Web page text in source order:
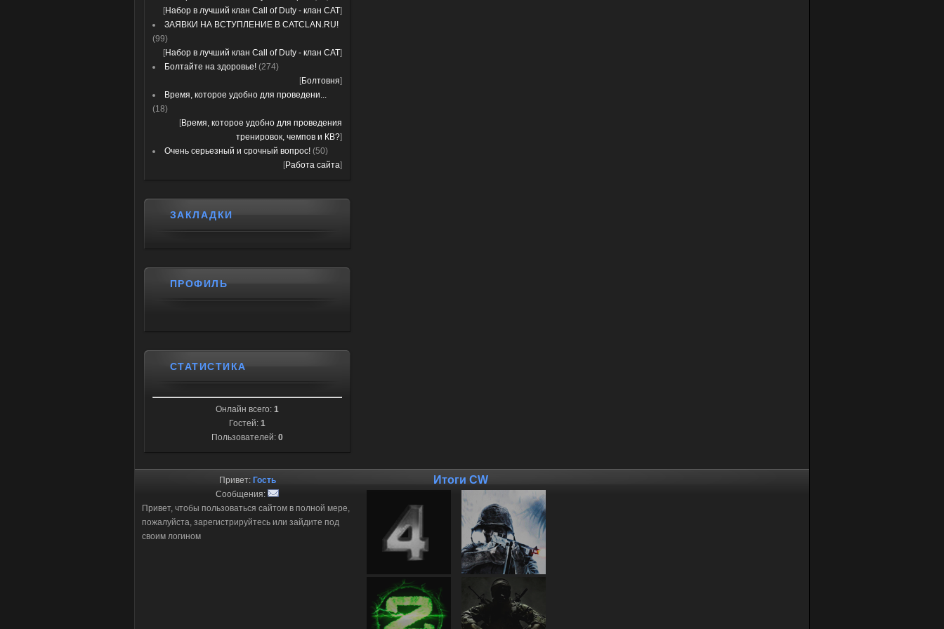
[Набор в лучший клан Call of Duty - клан CAT]
ЗАЯВКИ НА ВСТУПЛЕНИЕ В CATCLAN.RU!
(99)
[Набор в лучший клан Call of Duty - клан CAT]
Болтайте на здоровье! (274)
[Болтовня]
Время, которое удобно для проведени...
(18)
[Время, которое удобно для проведения
тренировок, чемпов и КВ?]
Очень серьезный и срочный вопрос! (50)
[Работа сайта]
ЗАКЛАДКИ
ПРОФИЛЬ
СТАТИСТИКА
Онлайн всего: 1
Гостей: 1
Пользователей: 0
Привет: Гость
Сообщения:
Привет, чтобы пользоваться сайтом в полной мере,
пожалуйста, зарегистрируйтесь или зайдите под
своим логином
Итоги CW